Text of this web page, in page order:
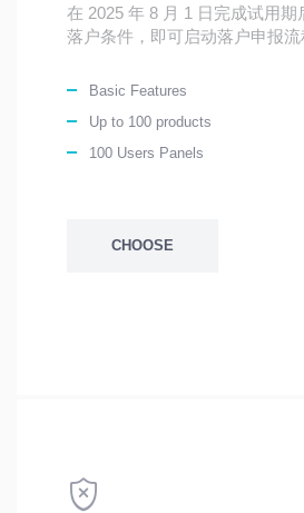
在 2025 年 8 月 1 日完成试用
落户条件，即可启动落户申报流
Basic Features
Up to 100 products
100 Users Panels
CHOOSE